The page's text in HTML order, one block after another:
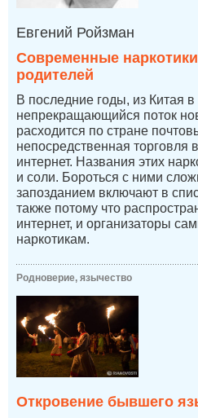
Евгений Ройзман
Современные
родителей
В последние годы, из Китая
непрекращающийся поток
расходится по стране
непосредственная торговля
интернет. Названия этих
и соли. Бороться с ними
запозданием включают в
также потому что
интернет, и организаторы
наркотикам.
Родноверие, язычество
Откровение бывшего